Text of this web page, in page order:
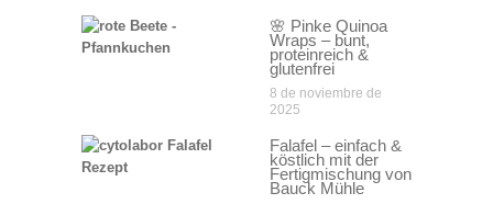
🌸 Pinke Quinoa
Wraps – bunt,
proteinreich &
glutenfrei
8 de noviembre de
2025
Falafel – einfach &
köstlich mit der
Fertigmischung von
Bauck Mühle